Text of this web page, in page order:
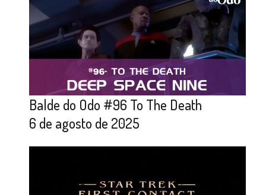
Balde do Odo #96 To The Death
6 de agosto de 2025